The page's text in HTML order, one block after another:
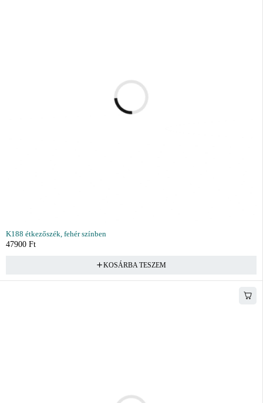
K188 étkezőszék, fehér színben
47900 Ft
KOSÁRBA TESZEM